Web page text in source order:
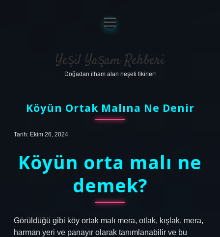
Anasayfa
Gizlilik Politikası
Yasal Uyarı
menüyü
aç
Yeşil Yaşam Rehberi
Doğadan ilham alan neşeli fikirler!
Köyün Ortak Malına Ne Denir
Tarih: Ekim 26, 2024
Köyün orta malı ne
demek?
Görüldüğü gibi köy ortak malı mera, otlak, kışlak, mera,
harman yeri ve panayır olarak tanımlanabilir ve bu